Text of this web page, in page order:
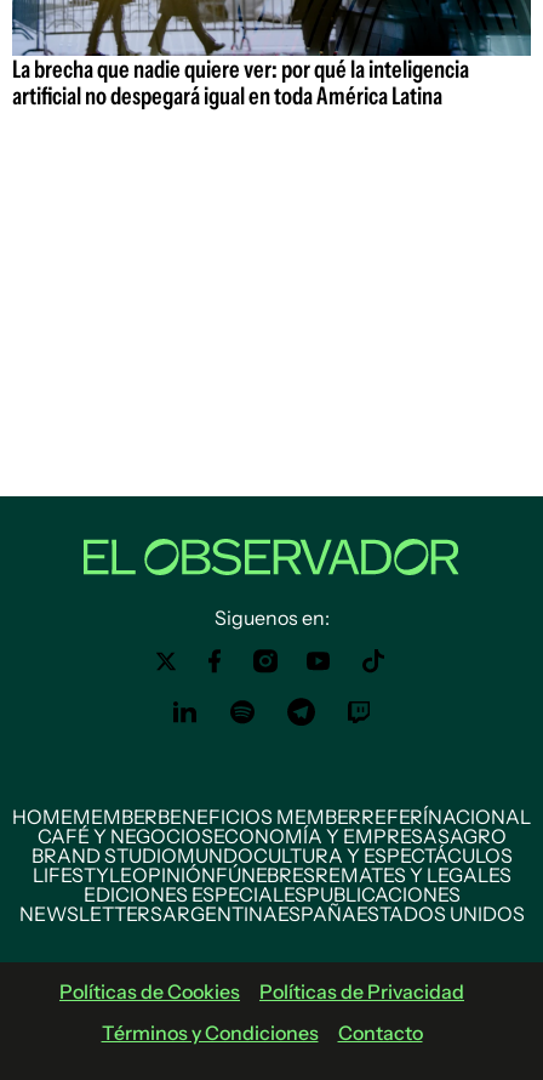
La brecha que nadie quiere ver: por qué la inteligencia
artificial no despegará igual en toda América Latina
Siguenos en:
HOMEMEMBERBENEFICIOS MEMBERREFERÍNACIONAL
CAFÉ Y NEGOCIOSECONOMÍA Y EMPRESASAGRO
BRAND STUDIOMUNDOCULTURA Y ESPECTÁCULOS
LIFESTYLEOPINIÓNFÚNEBRESREMATES Y LEGALES
EDICIONES ESPECIALESPUBLICACIONES
NEWSLETTERSARGENTINAESPAÑAESTADOS UNIDOS
Políticas de Cookies
Políticas de Privacidad
Términos y Condiciones
Contacto